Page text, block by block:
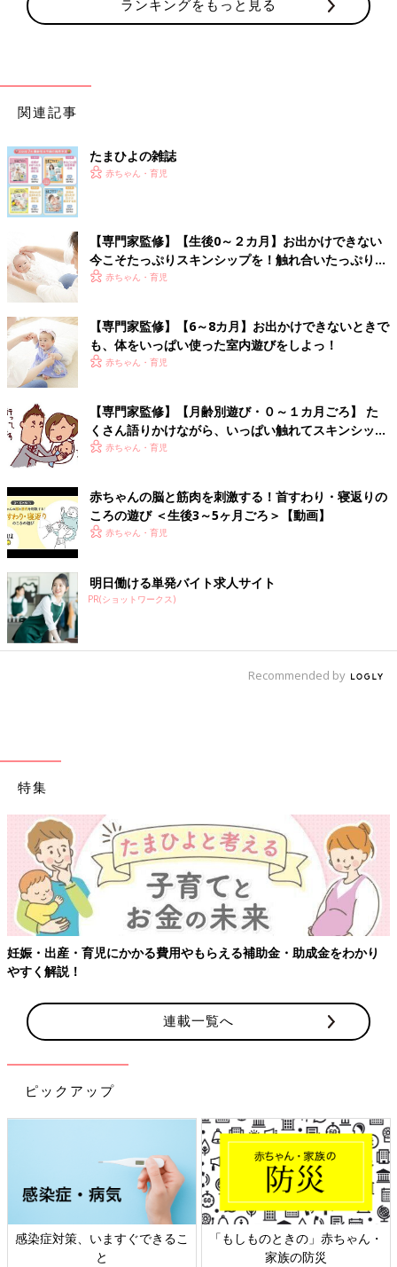
ランキングをもっと見る
関連記事
たまひよの雑誌
赤ちゃん・育児
【専門家監修】【生後0～２カ月】お出かけできない
今こそたっぷりスキンシップを！触れ合いたっぷり室
内遊び6選
赤ちゃん・育児
【専門家監修】【6～8カ月】お出かけできないときで
も、体をいっぱい使った室内遊びをしよっ！
赤ちゃん・育児
【専門家監修】【月齢別遊び・０～１カ月ごろ】 た
くさん語りかけながら、いっぱい触れてスキンシップ
遊びを
赤ちゃん・育児
赤ちゃんの脳と筋肉を刺激する！首すわり・寝返りの
ころの遊び ＜生後3～5ヶ月ごろ＞【動画】
赤ちゃん・育児
明日働ける単発バイト求人サイト
PR(ショットワークス)
Recommended by
特集
妊娠・出産・育児にかかる費用やもらえる補助金・助成金をわかり
やすく解説！
連載一覧へ
ピックアップ
感染症対策、いますぐできるこ
と
「もしものときの」赤ちゃん・
家族の防災